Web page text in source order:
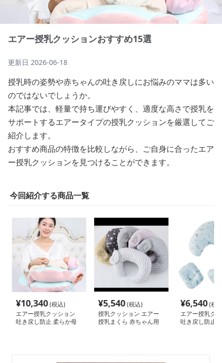
エアー授乳クッションおすすめ15選
更新日 2026-06-18
授乳時の姿勢や赤ちゃんの吐き戻しにお悩みのママは多い
のではないでしょうか。
本記事では、軽量で持ち運びやすく、適度な高さで授乳を
サポートするエアータイプの授乳クッションを厳選してご
紹介します。
おすすめ商品の特徴を比較しながら、ご自身に合ったエア
ー授乳クッションを見つけることができます。
今回紹介する商品一覧
¥10,340(税込)
エアー授乳クッション
吐き戻し防止 柔らか母
¥5,540(税込)
授乳クッション エアー
授乳まくら 赤ちゃん用
¥6,540(税
エアー授乳ク
吐き戻し防止